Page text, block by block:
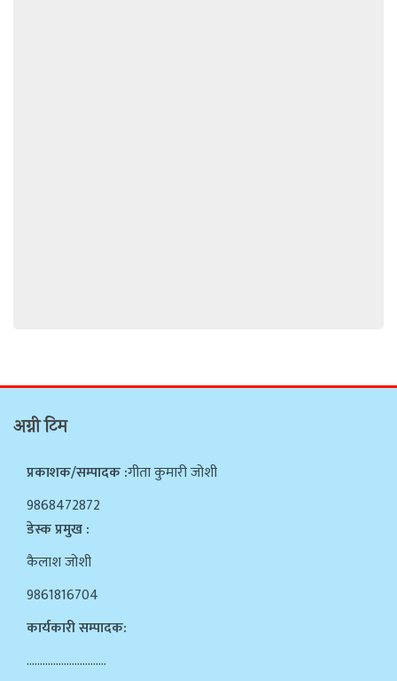
अग्नी टिम
प्रकाशक/सम्पादक :गीता कुमारी जोशी
9868472872
डेस्क प्रमुख :
कैलाश जोशी
9861816704
कार्यकारी सम्पादक:
…………………………